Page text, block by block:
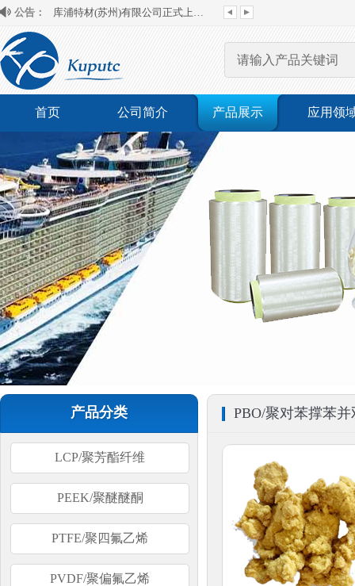
公告：
首页 公司简介 产品展示 应用领
产品分类
LCP/聚芳酯纤维
PEEK/聚醚醚酮
PTFE/聚四氟乙烯
PVDF/聚偏氟乙烯
PBO/聚对苯撑苯